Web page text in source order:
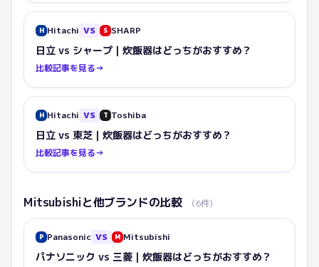
H Hitachi VS S SHARP
日立 vs シャープ｜炊飯器はどっちがおすすめ？
比較記事を見る→
H Hitachi VS T Toshiba
日立 vs 東芝｜炊飯器はどっちがおすすめ？
比較記事を見る→
Mitsubishiと他ブランドの比較 （6件）
P Panasonic VS M Mitsubishi
パナソニック vs 三菱｜炊飯器はどっちがおすすめ？